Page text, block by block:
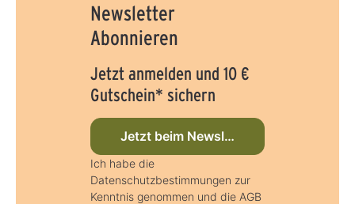
Newsletter
Abonnieren
Jetzt anmelden und 10 €
Gutschein* sichern
Jetzt beim Newsletter anmelden
Ich habe die
Datenschutzbestimmungen zur
Kenntnis genommen und die AGB